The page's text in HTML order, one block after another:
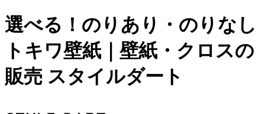
選べる！のりあり・のりなし
トキワ壁紙｜壁紙・クロスの
販売 スタイルダート